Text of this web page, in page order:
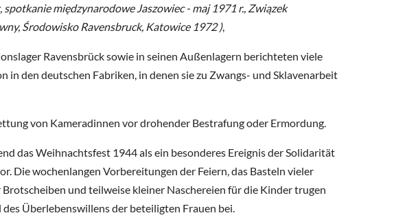
międzynarodowe Jaszowiec - maj 1971 r., Związek
Środowisko Ravensbruck, Katowice 1972 ),
Ravensbrück sowie in seinen Außenlagern berichteten viele
in den deutschen Fabriken, in denen sie zu Zwangs- und Sklavenarbeit
von Kameradinnen vor drohender Bestrafung oder Ermordung.
das Weihnachtsfest 1944 als ein besonderes Ereignis der Solidarität
Die wochenlangen Vorbereitungen der Feiern, das Basteln vieler
und teilweise kleiner Naschereien für die Kinder trugen
Überlebenswillens der beteiligten Frauen bei.